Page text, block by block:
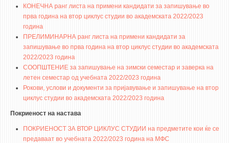
ИНФОРМАЦИИ ОД ЈАВЕН КАРАКТЕР
АНКЕТИ И САМОЕВАЛУАЦИИ
ЗАВРШНИ СМЕТКИ
ТЕЛЕФОНСКИ ИМЕНИК
ALUMNI MFS
ИЗВЕСТУВАЊА
НАСТАВЕН КАДАР
РЕДОВНИ ПРОФ.
КОНЕЧНА ранг листа на примени кандидати за запишување во
прва година на втор циклус студии во академската 2022/2023
година
ПРЕЛИМИНАРНА ранг листа на примени кандидати за
запишување во прва година на втор циклус студии во академската
2022/2023 година
СООПШТЕНИЕ за запишување на зимски семестар и заверка на
летен семестар од учебната 2022/2023 година
Рокови, услови и документи за пријавување и запишување на втор
циклус студии во академската 2022/2023 година
Покриеност на настава
ПОКРИЕНОСТ ЗА ВТОР ЦИКЛУС СТУДИИ на предметите кои ќе се
предаваат во учебната 2022/2023 година на МФС